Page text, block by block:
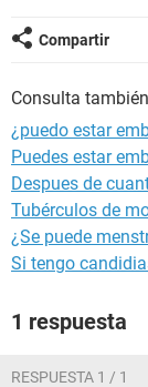
Compartir
Consulta
¿puedo estar
Puedes estar
Despues de
Tubérculos de
¿Se puede
Si tengo
1 respuesta
RESPUESTA 1 / 1